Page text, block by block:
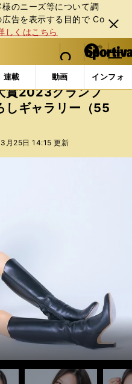
のニーズ等について調
告を表⽰する⽬的で Co
しくはこちら
閉じ
る
web Sportiva (webスポルティーバ)
検索
マイペ
ー
ジ
メニュ
連載 動画 インフォ
ーツビーナスギャラリー 「
賞2023グランプ
しギャラリー（55
月25日 14:15 更新